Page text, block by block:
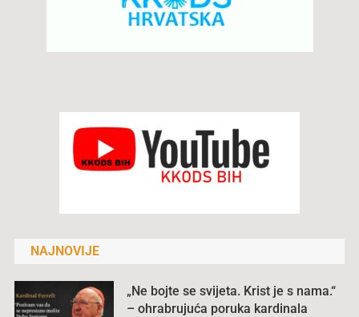
NAJNOVIJE
„Ne bojte se svijeta. Krist je s nama.“
– ohrabrujuća poruka kardinala